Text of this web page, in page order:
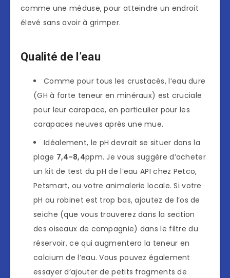
comme une méduse, pour atteindre un endroit
élevé sans avoir à grimper.
Qualité de l’eau
Comme pour tous les crustacés, l’eau dure
(GH à forte teneur en minéraux) est cruciale
pour leur carapace, en particulier pour les
carapaces neuves après une mue.
Idéalement, le pH devrait se situer dans la
plage 7,4-8,4ppm. Je vous suggère d’acheter
un kit de test du pH de l’eau API chez Petco,
Petsmart, ou votre animalerie locale. Si votre
pH au robinet est trop bas, ajoutez de l’os de
seiche (que vous trouverez dans la section
des oiseaux de compagnie) dans le filtre du
réservoir, ce qui augmentera la teneur en
calcium de l’eau. Vous pouvez également
essayer d’ajouter de petits fragments de